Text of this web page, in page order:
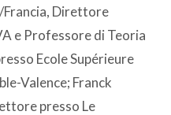
Francia, Direttore
e Professore di Teoria
Ecole Supérieure
Valence; Franck
presso Le